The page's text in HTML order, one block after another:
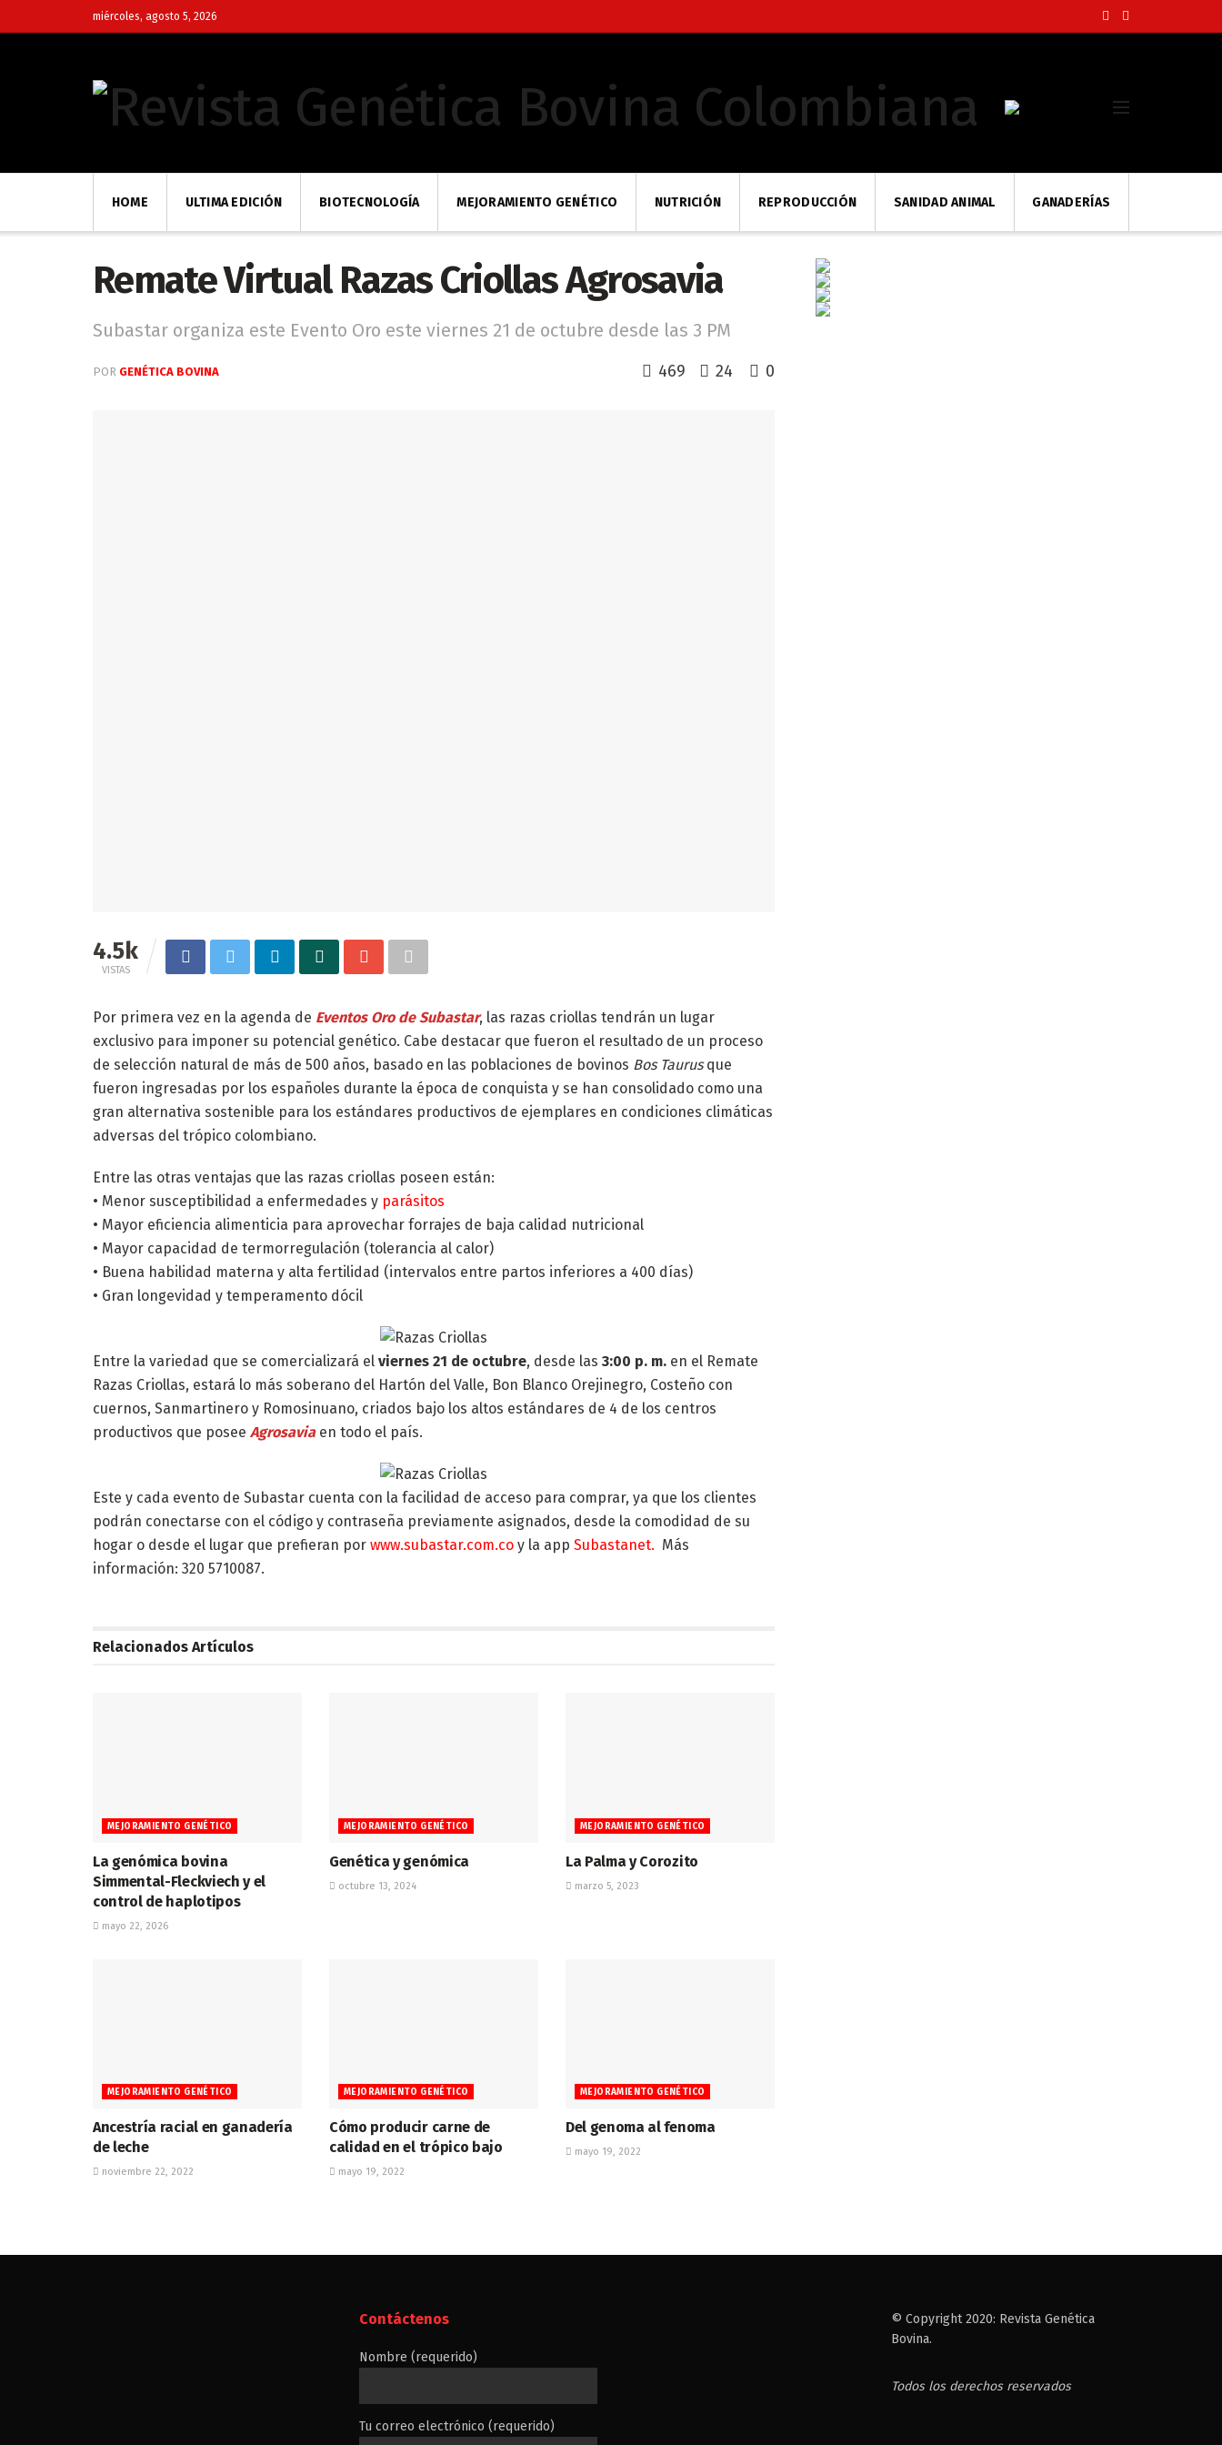
miércoles, agosto 5, 2026
HOME ULTIMA EDICIÓN BIOTECNOLOGÍA MEJORAMIENTO GENÉTICO NUTRICIÓN REPRODUCCIÓN SANIDAD ANIMAL GANADERÍAS
Remate Virtual Razas Criollas Agrosavia
Subastar organiza este Evento Oro este viernes 21 de octubre desde las 3 PM
POR GENÉTICA BOVINA 469 24 0
4.5k
VISTAS
Por primera vez en la agenda de Eventos Oro de Subastar, las razas criollas tendrán un lugar
exclusivo para imponer su potencial genético. Cabe destacar que fueron el resultado de un proceso
de selección natural de más de 500 años, basado en las poblaciones de bovinos Bos Taurusque
fueron ingresadas por los españoles durante la época de conquista y se han consolidado como una
gran alternativa sostenible para los estándares productivos de ejemplares en condiciones climáticas
adversas del trópico colombiano.
Entre las otras ventajas que las razas criollas poseen están:
• Menor susceptibilidad a enfermedades y parásitos
• Mayor eficiencia alimenticia para aprovechar forrajes de baja calidad nutricional
• Mayor capacidad de termorregulación (tolerancia al calor)
• Buena habilidad materna y alta fertilidad (intervalos entre partos inferiores a 400 días)
• Gran longevidad y temperamento dócil
Entre la variedad que se comercializará el viernes 21 de octubre, desde las 3:00 p. m. en el Remate
Razas Criollas, estará lo más soberano del Hartón del Valle, Bon Blanco Orejinegro, Costeño con
cuernos, Sanmartinero y Romosinuano, criados bajo los altos estándares de 4 de los centros
productivos que posee Agrosavia en todo el país.
Este y cada evento de Subastar cuenta con la facilidad de acceso para comprar, ya que los clientes
podrán conectarse con el código y contraseña previamente asignados, desde la comodidad de su
hogar o desde el lugar que prefieran por www.subastar.com.co y la app Subastanet. Más
información: 320 5710087.
Relacionados Artículos
MEJORAMIENTO GENÉTICO
La genómica bovina
Simmental-Fleckviech y el
control de haplotipos
mayo 22, 2026
MEJORAMIENTO GENÉTICO
Genética y genómica
octubre 13, 2024
MEJORAMIENTO GENÉTICO
La Palma y Corozito
marzo 5, 2023
MEJORAMIENTO GENÉTICO
Ancestría racial en ganadería
de leche
noviembre 22, 2022
MEJORAMIENTO GENÉTICO
Cómo producir carne de
calidad en el trópico bajo
mayo 19, 2022
MEJORAMIENTO GENÉTICO
Del genoma al fenoma
mayo 19, 2022
Contáctenos
Nombre (requerido)
Tu correo electrónico (requerido)
© Copyright 2020: Revista Genética
Bovina.
Todos los derechos reservados